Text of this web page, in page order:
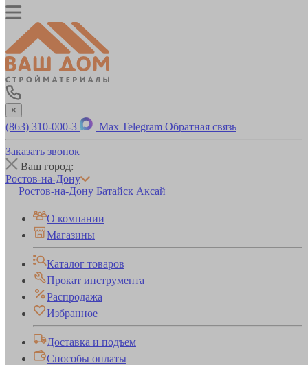
×
(863) 310-000-3 Max Telegram Обратная связь
Заказать звонок
Ваш город:
Ростов-на-Дону
Ростов-на-Дону Батайск Аксай
О компании
Магазины
Каталог товаров
Прокат инструмента
Распродажа
Избранное
Доставка и подъем
Способы оплаты